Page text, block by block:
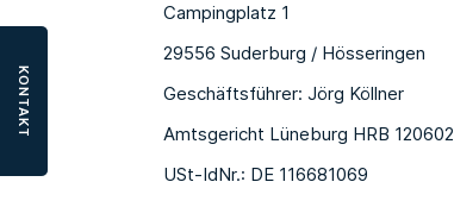
KONTAKT
Campingplatz 1
29556 Suderburg / Hösseringen
Geschäftsführer: Jörg Köllner
Amtsgericht Lüneburg HRB 120602
USt-IdNr.: DE 116681069